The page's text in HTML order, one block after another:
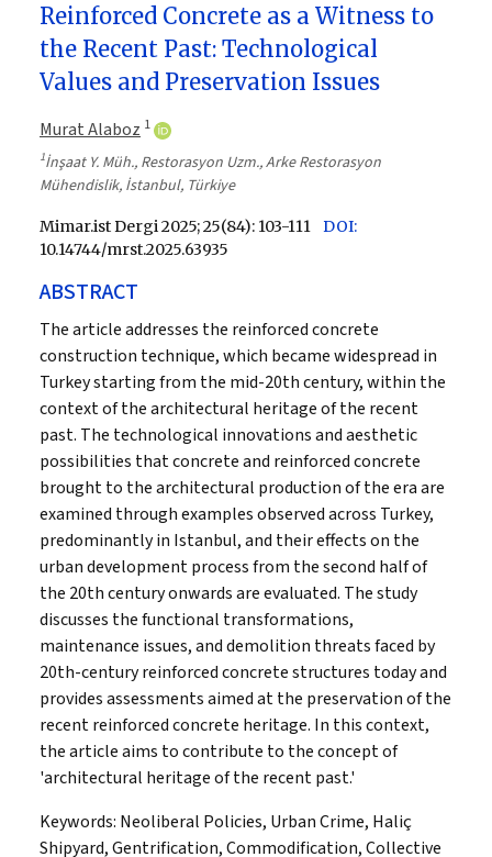
Reinforced Concrete as a Witness to
the Recent Past: Technological
Values and Preservation Issues
Murat Alaboz 1
1İnşaat Y. Müh., Restorasyon Uzm., Arke Restorasyon
Mühendislik, İstanbul, Türkiye
Mimar.ist Dergi 2025; 25(84): 103-111
DOI:
10.14744/mrst.2025.63935
ABSTRACT
The article addresses the reinforced concrete
construction technique, which became widespread in
Turkey starting from the mid-20th century, within the
context of the architectural heritage of the recent
past. The technological innovations and aesthetic
possibilities that concrete and reinforced concrete
brought to the architectural production of the era are
examined through examples observed across Turkey,
predominantly in Istanbul, and their effects on the
urban development process from the second half of
the 20th century onwards are evaluated. The study
discusses the functional transformations,
maintenance issues, and demolition threats faced by
20th-century reinforced concrete structures today and
provides assessments aimed at the preservation of the
recent reinforced concrete heritage. In this context,
the article aims to contribute to the concept of
'architectural heritage of the recent past.'
Keywords: Neoliberal Policies, Urban Crime, Haliç
Shipyard, Gentrification, Commodification, Collective